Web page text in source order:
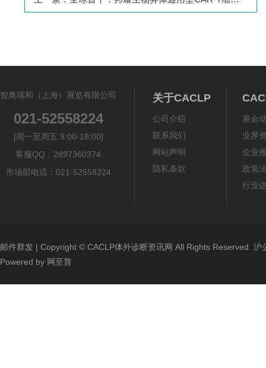
智奥瑞和（上海）展览有限公司
021-52558224
[周一至周五 9:00-18:00]
客服QQ：2897360374
市场部电话：021-52558224
关于CACLP
公司介绍
联系我们
网站声明
隐私条款
展会
业界
企业
政策
行业
邮件群发 | Copyright © CACLP体外诊断资讯网 All Rights Reserved. 沪
Powered by 网至普